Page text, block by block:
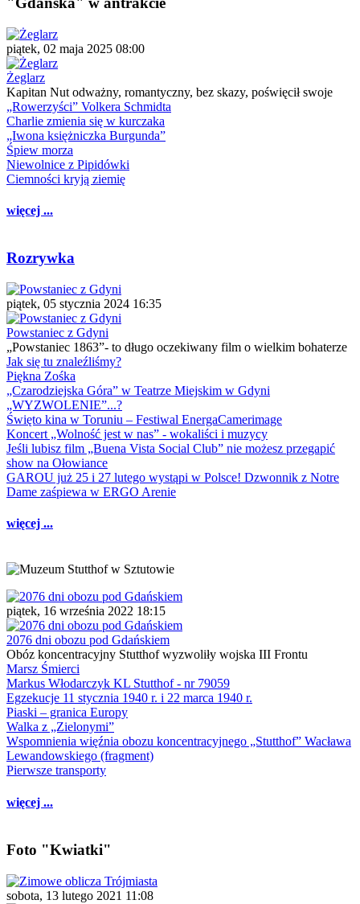
piątek, 02 maja 2025 08:00
Żeglarz
Kapitan Nut odważny, romantyczny, bez skazy, poświęcił swoje
„Rowerzyści” Volkera Schmidta
Charlie zmienia się w kurczaka
„Iwona księżniczka Burgunda”
Śpiew morza
Niewolnice z Pipidówki
Ciemności kryją ziemię
więcej ...
Rozrywka
piątek, 05 stycznia 2024 16:35
Powstaniec z Gdyni
„Powstaniec 1863”- to długo oczekiwany film o wielkim bohaterze
Jak się tu znaleźliśmy?
Piękna Zośka
„Czarodziejska Góra” w Teatrze Miejskim w Gdyni
„WYZWOLENIE”...?
Święto kina w Toruniu – Festiwal EnergaCamerimage
Koncert „Wolność jest w nas” - wokaliści i muzycy
Jeśli lubisz film „Buena Vista Social Club” nie możesz przegapić
show na Ołowiance
GAROU już 25 i 27 lutego wystąpi w Polsce! Dzwonnik z Notre
Dame zaśpiewa w ERGO Arenie
więcej ...
piątek, 16 września 2022 18:15
2076 dni obozu pod Gdańskiem
Obóz koncentracyjny Stutthof wyzwoliły wojska III Frontu
Marsz Śmierci
Markus Włodarczyk KL Stutthof - nr 79059
Egzekucje 11 stycznia 1940 r. i 22 marca 1940 r.
Piaski – granica Europy
Walka z „Zielonymi”
Wspomnienia więźnia obozu koncentracyjnego „Stutthof” Wacława
Lewandowskiego (fragment)
Pierwsze transporty
więcej ...
Foto "Kwiatki"
sobota, 13 lutego 2021 11:08